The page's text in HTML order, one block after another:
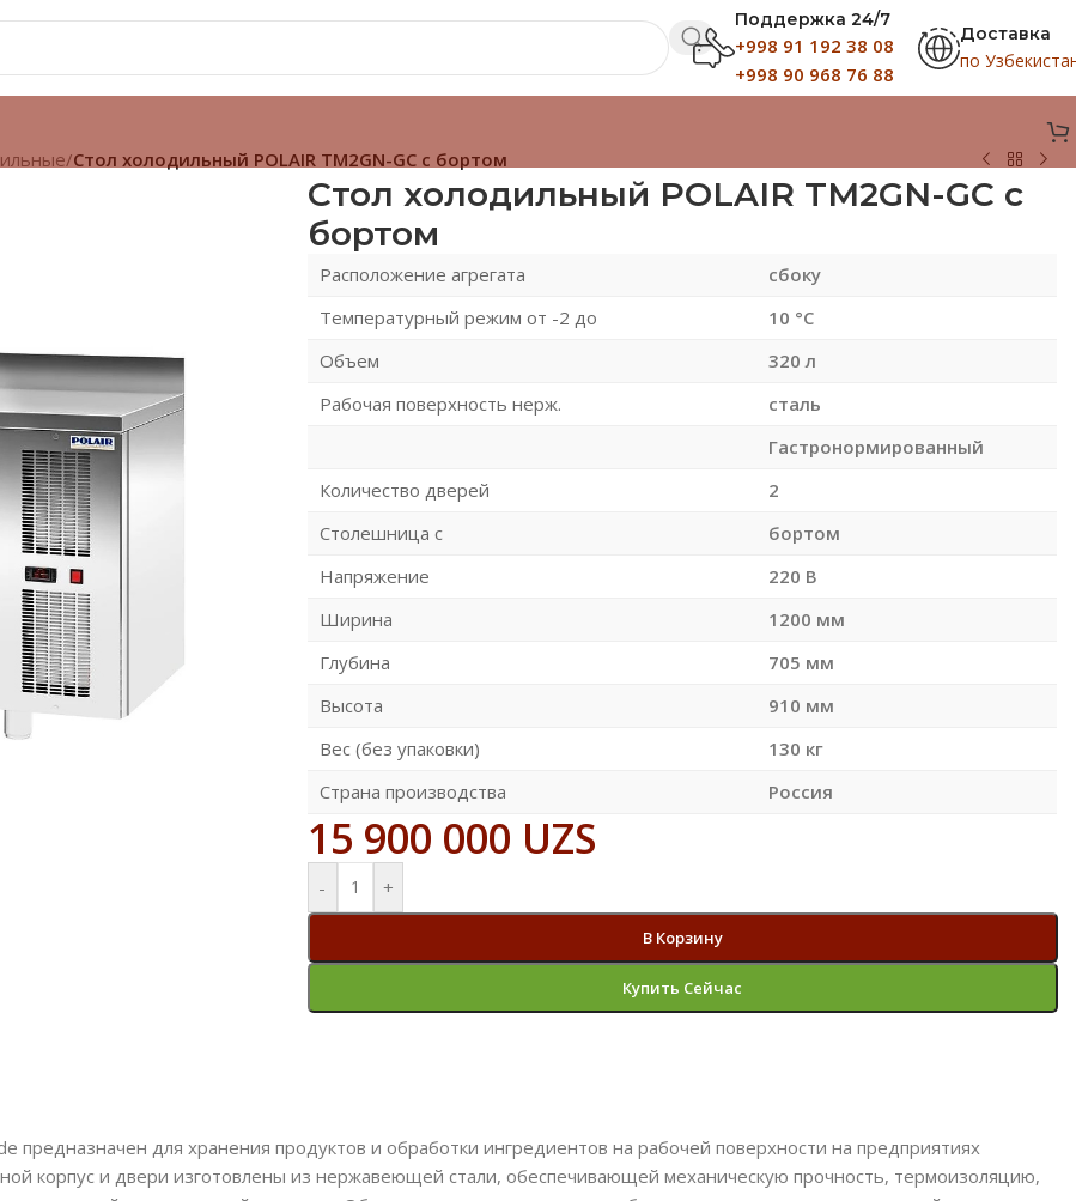
Поддержка 24/7
+998 91 192 38 08
+998 90 968 76 88
Доставка
по
/Стол холодильный POLAIR TM2GN-GC с бортом
Стол холодильный POLAIR TM2GN-GC с
бортом
Расположение агрегата
сбоку
Температурный режим от -2 до
10 °С
Объем
320 л
Рабочая поверхность нерж.
сталь
Гастронормированный
Количество дверей
2
Столешница с
бортом
Напряжение
220 В
Ширина
1200 мм
Глубина
705 мм
Высота
910 мм
Вес (без упаковки)
130 кг
Страна производства
Россия
15 900 000 UZS
- +
В Корзину
Купить Сейчас
предназначен для хранения продуктов и обработки ингредиентов на рабочей поверхности на предприятиях
корпус и двери изготовлены из нержавеющей стали, обеспечивающей механическую прочность, термоизоляцию,